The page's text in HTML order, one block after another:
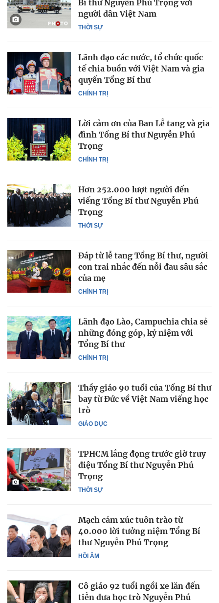
THỜI SỰ
Bí thư Nguyễn Phú Trọng với
người dân Việt Nam
CHÍNH TRỊ
Lãnh đạo các nước, tổ chức quốc
tế chia buồn với Việt Nam và gia
quyến Tổng Bí thư
CHÍNH TRỊ
Lời cảm ơn của Ban Lễ tang và gia
đình Tổng Bí thư Nguyễn Phú
Trọng
THỜI SỰ
Hơn 252.000 lượt người đến
viếng Tổng Bí thư Nguyễn Phú
Trọng
CHÍNH TRỊ
Đáp từ lễ tang Tổng Bí thư, người
con trai nhắc đến nỗi đau sâu sắc
của mẹ
CHÍNH TRỊ
Lãnh đạo Lào, Campuchia chia sẻ
những đóng góp, kỷ niệm với
Tổng Bí thư
GIÁO DỤC
Thầy giáo 90 tuổi của Tổng Bí thư
bay từ Đức về Việt Nam viếng học
trò
THỜI SỰ
TPHCM lắng đọng trước giờ truy
điệu Tổng Bí thư Nguyễn Phú
Trọng
HỒI ÂM
Mạch cảm xúc tuôn trào từ
40.000 lời tưởng niệm Tổng Bí
thư Nguyễn Phú Trọng
Cô giáo 92 tuổi ngồi xe lăn đến
tiễn đưa học trò Nguyễn Phú